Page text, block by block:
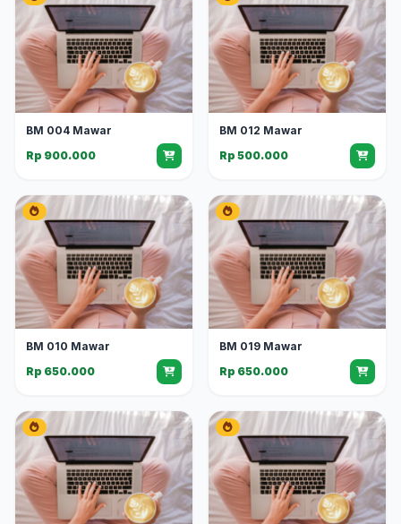
BM 004 Mawar
Rp 900.000
BM 012 Mawar
Rp 500.000
BM 010 Mawar
Rp 650.000
BM 019 Mawar
Rp 650.000